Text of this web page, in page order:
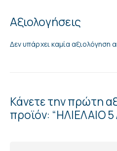
Αξιολογήσεις
Δεν υπάρχει καμία αξιολόγηση
Κάνετε την πρώτη
προϊόν: “ΗΛΙΕΛΑΙΟ 5